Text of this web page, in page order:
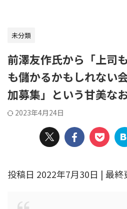
未分類
前澤友作氏から「上司
も儲かるかもしれない
加募集」という甘美な
2023年4月24日
投稿日 2022年7月30日 | 最